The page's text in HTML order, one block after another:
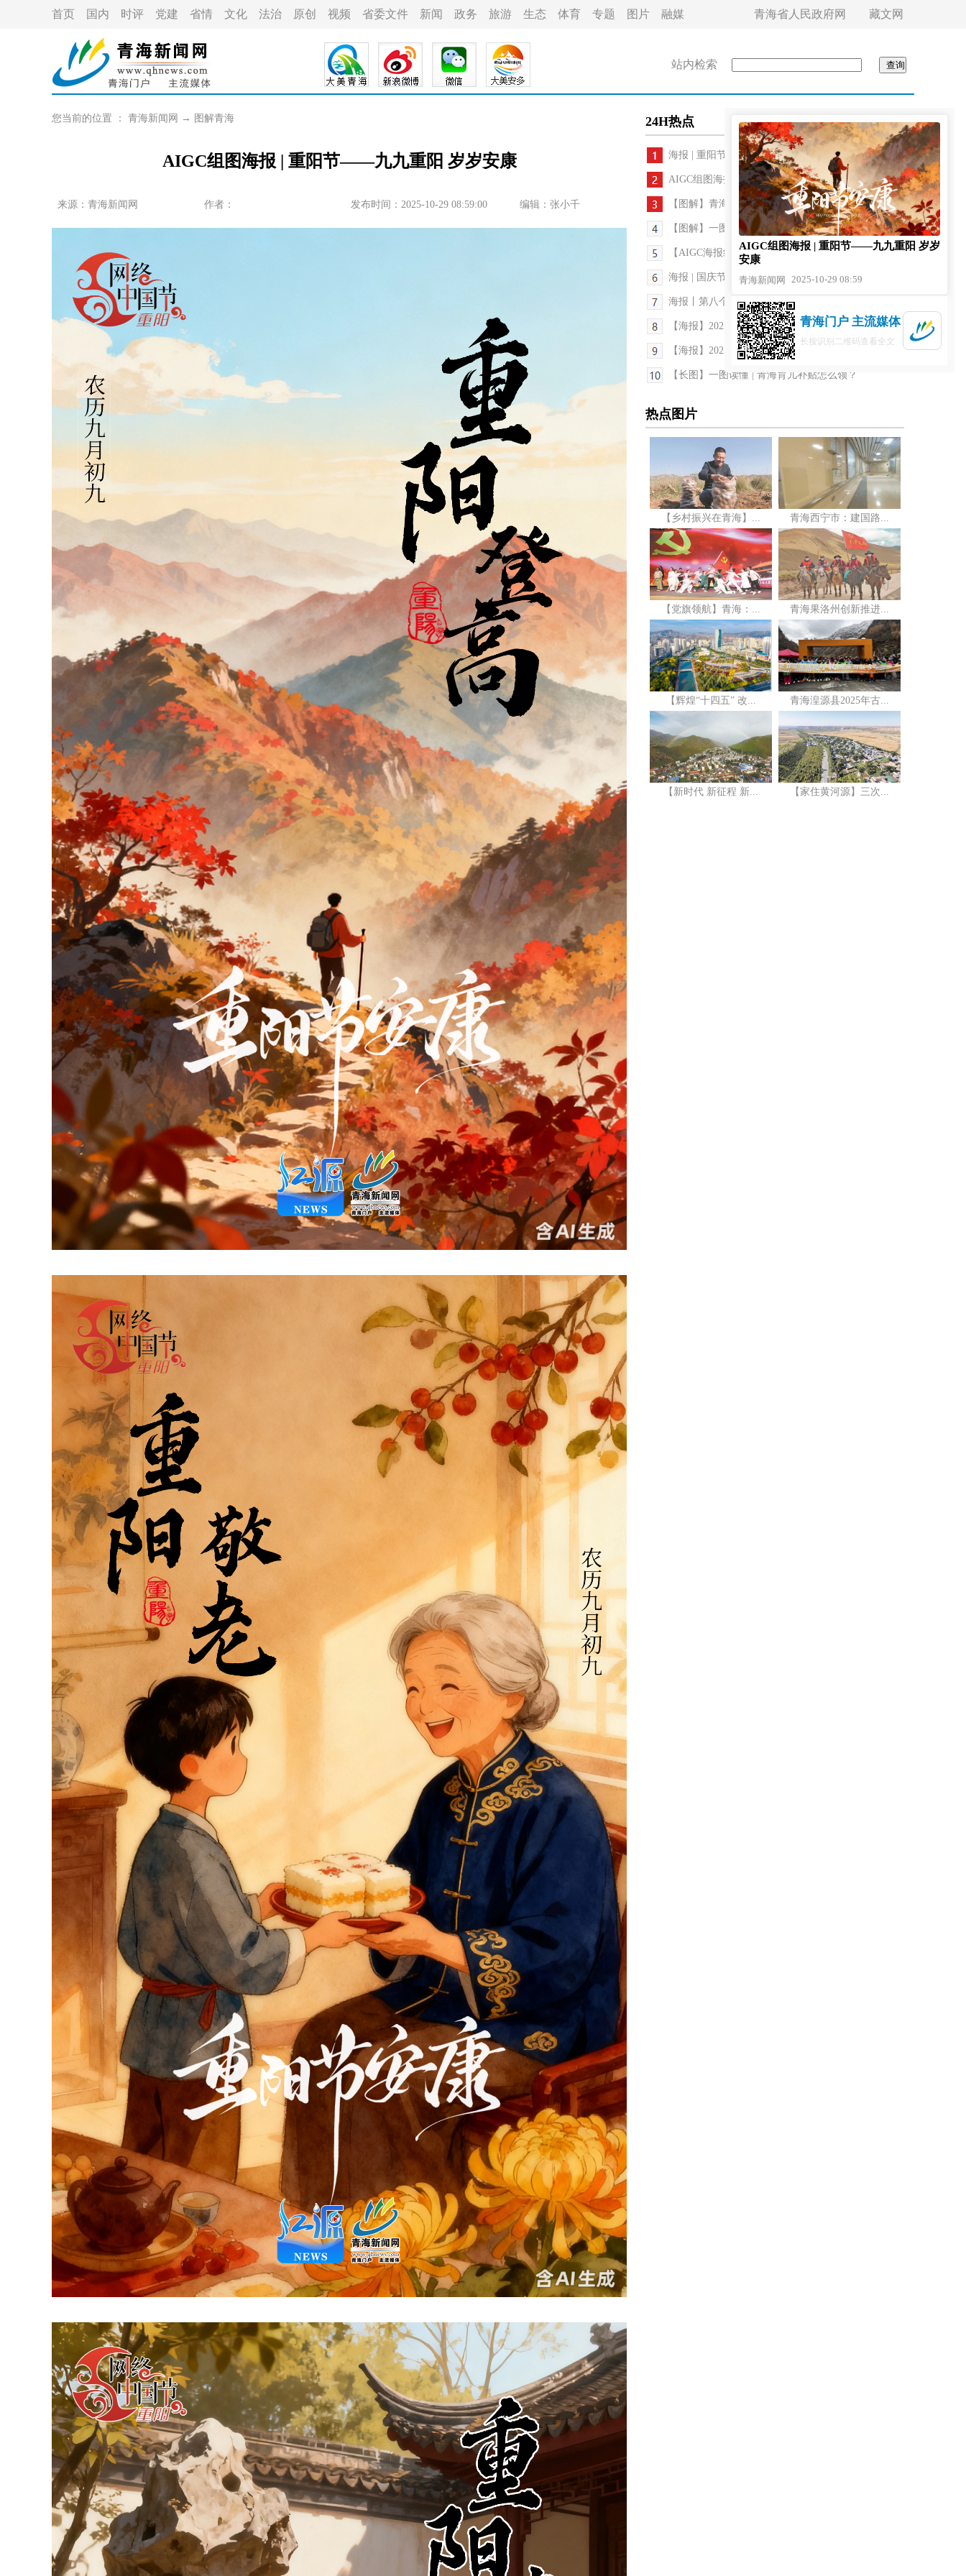
首页 国内 时评 党建 省情 文化 法治 原创 视频 省委文件 新闻 政务 旅游 生态 体育 专题 图片 融媒 青海省人民政府网 藏文网
站内检索
您当前的位置 ： 青海新闻网 → 图解青海
AIGC组图海报 | 重阳节——九九重阳 岁岁安康
来源： 青海新闻网 作者： 发布时间：2025-10-29 08:59:00 编辑：张小千
24H热点
海报 | 重阳节
AIGC组图海报 | 重阳节——九九重阳 岁岁安康
【图解】青海：七方面具体措施细化困境儿童福利保...
【图解】一图读懂新修订的《青海省老年人权益保障...
【AIGC海报组图】世界粮食日 | 守护粮食未来，从一...
海报 | 国庆节——盛世华诞 九州同庆
海报丨第八个中国农民丰收节
【海报】2025年网络安全宣传周 | 严守个人信息“安...
【海报】2025年网络安全宣传周 | 防电信诈骗，你得...
【长图】一图读懂 | 青海育儿补贴怎么领？
热点图片
【乡村振兴在青海】... 青海西宁市：建国路...
【党旗领航】青海：... 青海果洛州创新推进...
【辉煌“十四五” 改... 青海湟源县2025年古...
【新时代 新征程 新... 【家住黄河源】三次...
AIGC组图海报 | 重阳节——九九重阳 岁岁
安康
青海新闻网 2025-10-29 08:59
青海门户 主流媒体
长按识别二维码查看全文